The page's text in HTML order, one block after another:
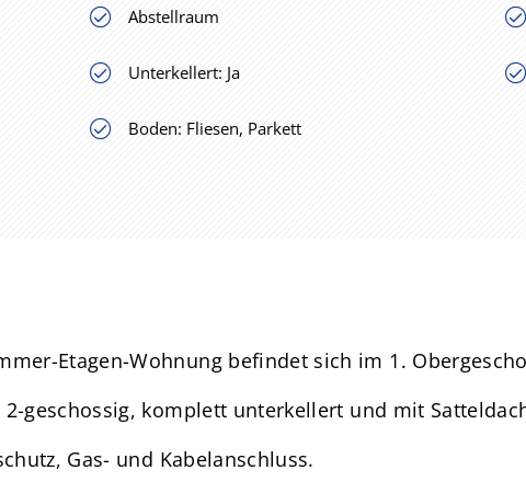
Abstellraum
Unterkellert: Ja
Boden: Fliesen, Parkett
Etagen-Wohnung befindet sich im 1.
2-geschossig, komplett unterkellert und mit
Gas- und Kabelanschluss.